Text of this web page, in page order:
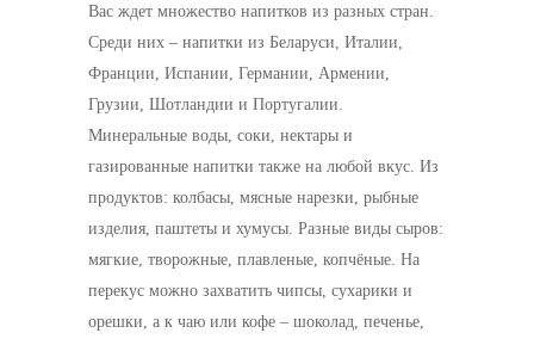
Вас ждет множество напитков из разных стран.
Среди них – напитки из Беларуси, Италии,
Франции, Испании, Германии, Армении,
Грузии, Шотландии и Португалии.
Минеральные воды, соки, нектары и
газированные напитки также на любой вкус. Из
продуктов: колбасы, мясные нарезки, рыбные
изделия, паштеты и хумусы. Разные виды сыров:
мягкие, творожные, плавленые, копчёные. На
перекус можно захватить чипсы, сухарики и
орешки, а к чаю или кофе – шоколад, печенье,